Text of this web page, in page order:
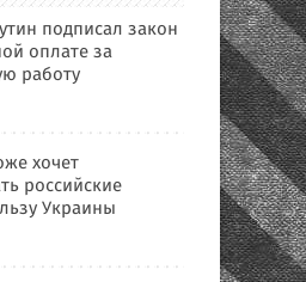
подписал закон
оплате за
работу
хочет
российские
Украины